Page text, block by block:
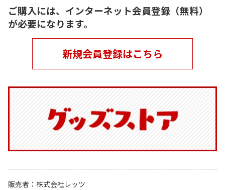
ご購入には、インターネット会員登録（無料）
が必要になります。
新規会員登録はこちら
販売者
株式会社レッツ